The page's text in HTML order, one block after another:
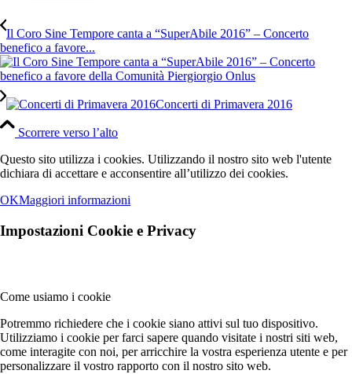
Il Coro Sine Tempore canta a “SuperAbile 2016” – Concerto
benefico a favore...
Concerti di Primavera 2016
Scorrere verso l’alto
Questo sito utilizza i cookies. Utilizzando il nostro sito web l'utente
dichiara di accettare e acconsentire all’utilizzo dei cookies.
OKMaggiori informazioni
Impostazioni Cookie e Privacy
Come usiamo i cookie
Potremmo richiedere che i cookie siano attivi sul tuo dispositivo.
Utilizziamo i cookie per farci sapere quando visitate i nostri siti web,
come interagite con noi, per arricchire la vostra esperienza utente e per
personalizzare il vostro rapporto con il nostro sito web.